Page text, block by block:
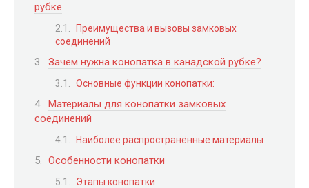
рубке
Преимущества и вызовы замковых
соединений
Зачем нужна конопатка в канадской рубке?
Основные функции конопатки:
Материалы для конопатки замковых
соединений
Наиболее распространённые материалы
Особенности конопатки
Этапы конопатки